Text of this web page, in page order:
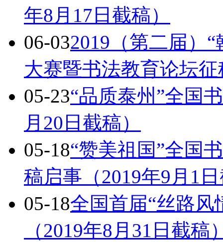
年8月17日截稿）
06-032019（第二届）
大赛暨书法教育论坛
05-23“品质泰州”全国
月20日截稿）
05-18“赞美祖国”全国
稿启事（2019年9月1
05-18全国首届“丝路风
（2019年8月31日截稿